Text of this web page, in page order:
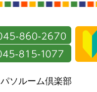
パソルーム倶楽部